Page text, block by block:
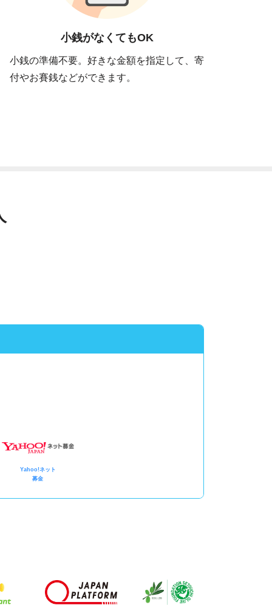
小銭がなくてもOK
小銭の準備不要。好きな金額を指定して、寄
付やお賽銭などができます。
Yahoo!ネット
募金